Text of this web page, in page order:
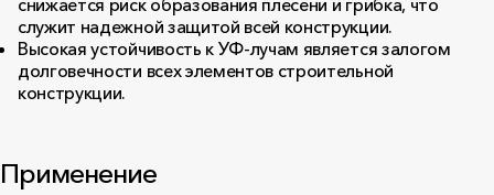
снижается риск образования плесени и грибка, что
служит надежной защитой всей конструкции.
Высокая устойчивость к УФ-лучам является залогом
долговечности всех элементов строительной
конструкции.
Применение